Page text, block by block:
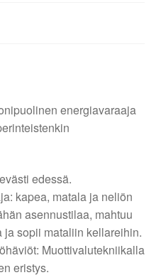
energiavaraaja
edessä.
kapea, matala ja neliön
asennustilaa, mahtuu
ja sopii mataliin kellareihin.
Muottivalutekniikalla
eristys.